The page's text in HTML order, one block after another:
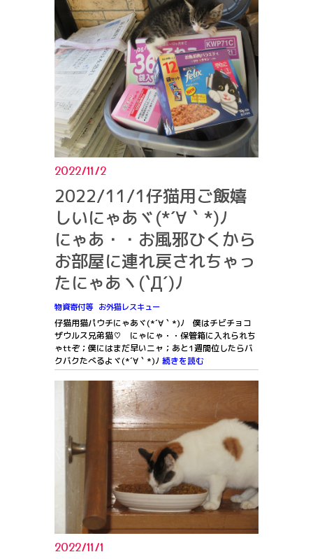
2022/11/2
2022/11/1仔猫用ご飯嬉
しいにゃあヾ(*´∀｀*)ﾉ
にゃあ・・お風邪ひくから
お部屋に連れ戻されちゃっ
たにゃあヽ(`Д´)ﾉ
物資寄付等 お外猫レスキュー
仔猫用猫パウチにゃあヾ(*´∀｀*)ﾉ 僕はチビチョコ
ザウルス兄弟猫♡ にゃにゃ・・保管箱に入れられち
ゃttぞ；僕にはまだ早いニャ；あと1週間位したらバ
クバクたべるよヾ(*´∀｀*)ﾉ 続きを読む
2022/11/1